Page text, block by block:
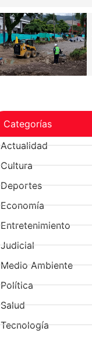
Categorías
Actualidad
Cultura
Deportes
Economía
Entretenimiento
Judicial
Medio Ambiente
Política
Salud
Tecnología